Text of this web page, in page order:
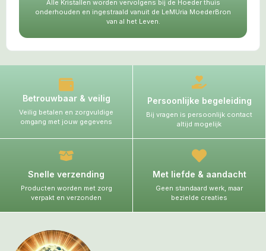
Alle Kristallen worden vervolgens bij de Hoeder thuis
onderhouden en ingestraald vanuit de LeMUria MoederBron
van al het Leven.
Betrouwbaar & veilig
Veilig betalen en zorgvuldige
omgang met jouw gegevens
Persoonlijke begeleiding
Bij vragen is persoonlijk contact
altijd mogelijk
Snelle verzending
Producten worden met zorg
verpakt en verzonden
Met liefde & aandacht
Geen standaard werk, maar
bezielde creaties